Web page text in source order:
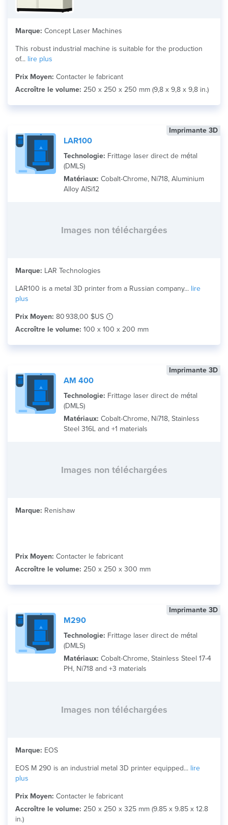
Marque: Concept Laser Machines
This robust industrial machine is suitable for the production
of... lire plus
Prix Moyen: Contacter le fabricant
Accroître le volume: 250 x 250 x 250 mm (9,8 x 9,8 x 9,8 in.)
Imprimante 3D
LAR100
Technologie: Frittage laser direct de métal
(DMLS)
Matériaux: Cobalt-Chrome, Ni718, Aluminium
Alloy AlSi12
Images non téléchargées
Marque: LAR Technologies
LAR100 is a metal 3D printer from a Russian company... lire
plus
Prix Moyen: 80 938,00 $US
Accroître le volume: 100 x 100 x 200 mm
Imprimante 3D
AM 400
Technologie: Frittage laser direct de métal
(DMLS)
Matériaux: Cobalt-Chrome, Ni718, Stainless
Steel 316L and +1 materials
Images non téléchargées
Marque: Renishaw
Prix Moyen: Contacter le fabricant
Accroître le volume: 250 x 250 x 300 mm
Imprimante 3D
M290
Technologie: Frittage laser direct de métal
(DMLS)
Matériaux: Cobalt-Chrome, Stainless Steel 17-4
PH, Ni718 and +3 materials
Images non téléchargées
Marque: EOS
EOS M 290 is an industrial metal 3D printer equipped... lire
plus
Prix Moyen: Contacter le fabricant
Accroître le volume: 250 x 250 x 325 mm (9.85 x 9.85 x 12.8
in.)